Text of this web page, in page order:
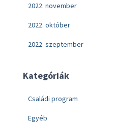
2022. november
2022. október
2022. szeptember
Kategóriák
Családi program
Egyéb